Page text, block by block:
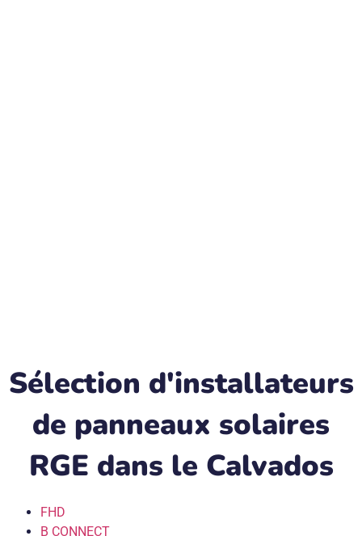
Sélection d'installateurs
de panneaux solaires
RGE dans le Calvados
FHD
B CONNECT